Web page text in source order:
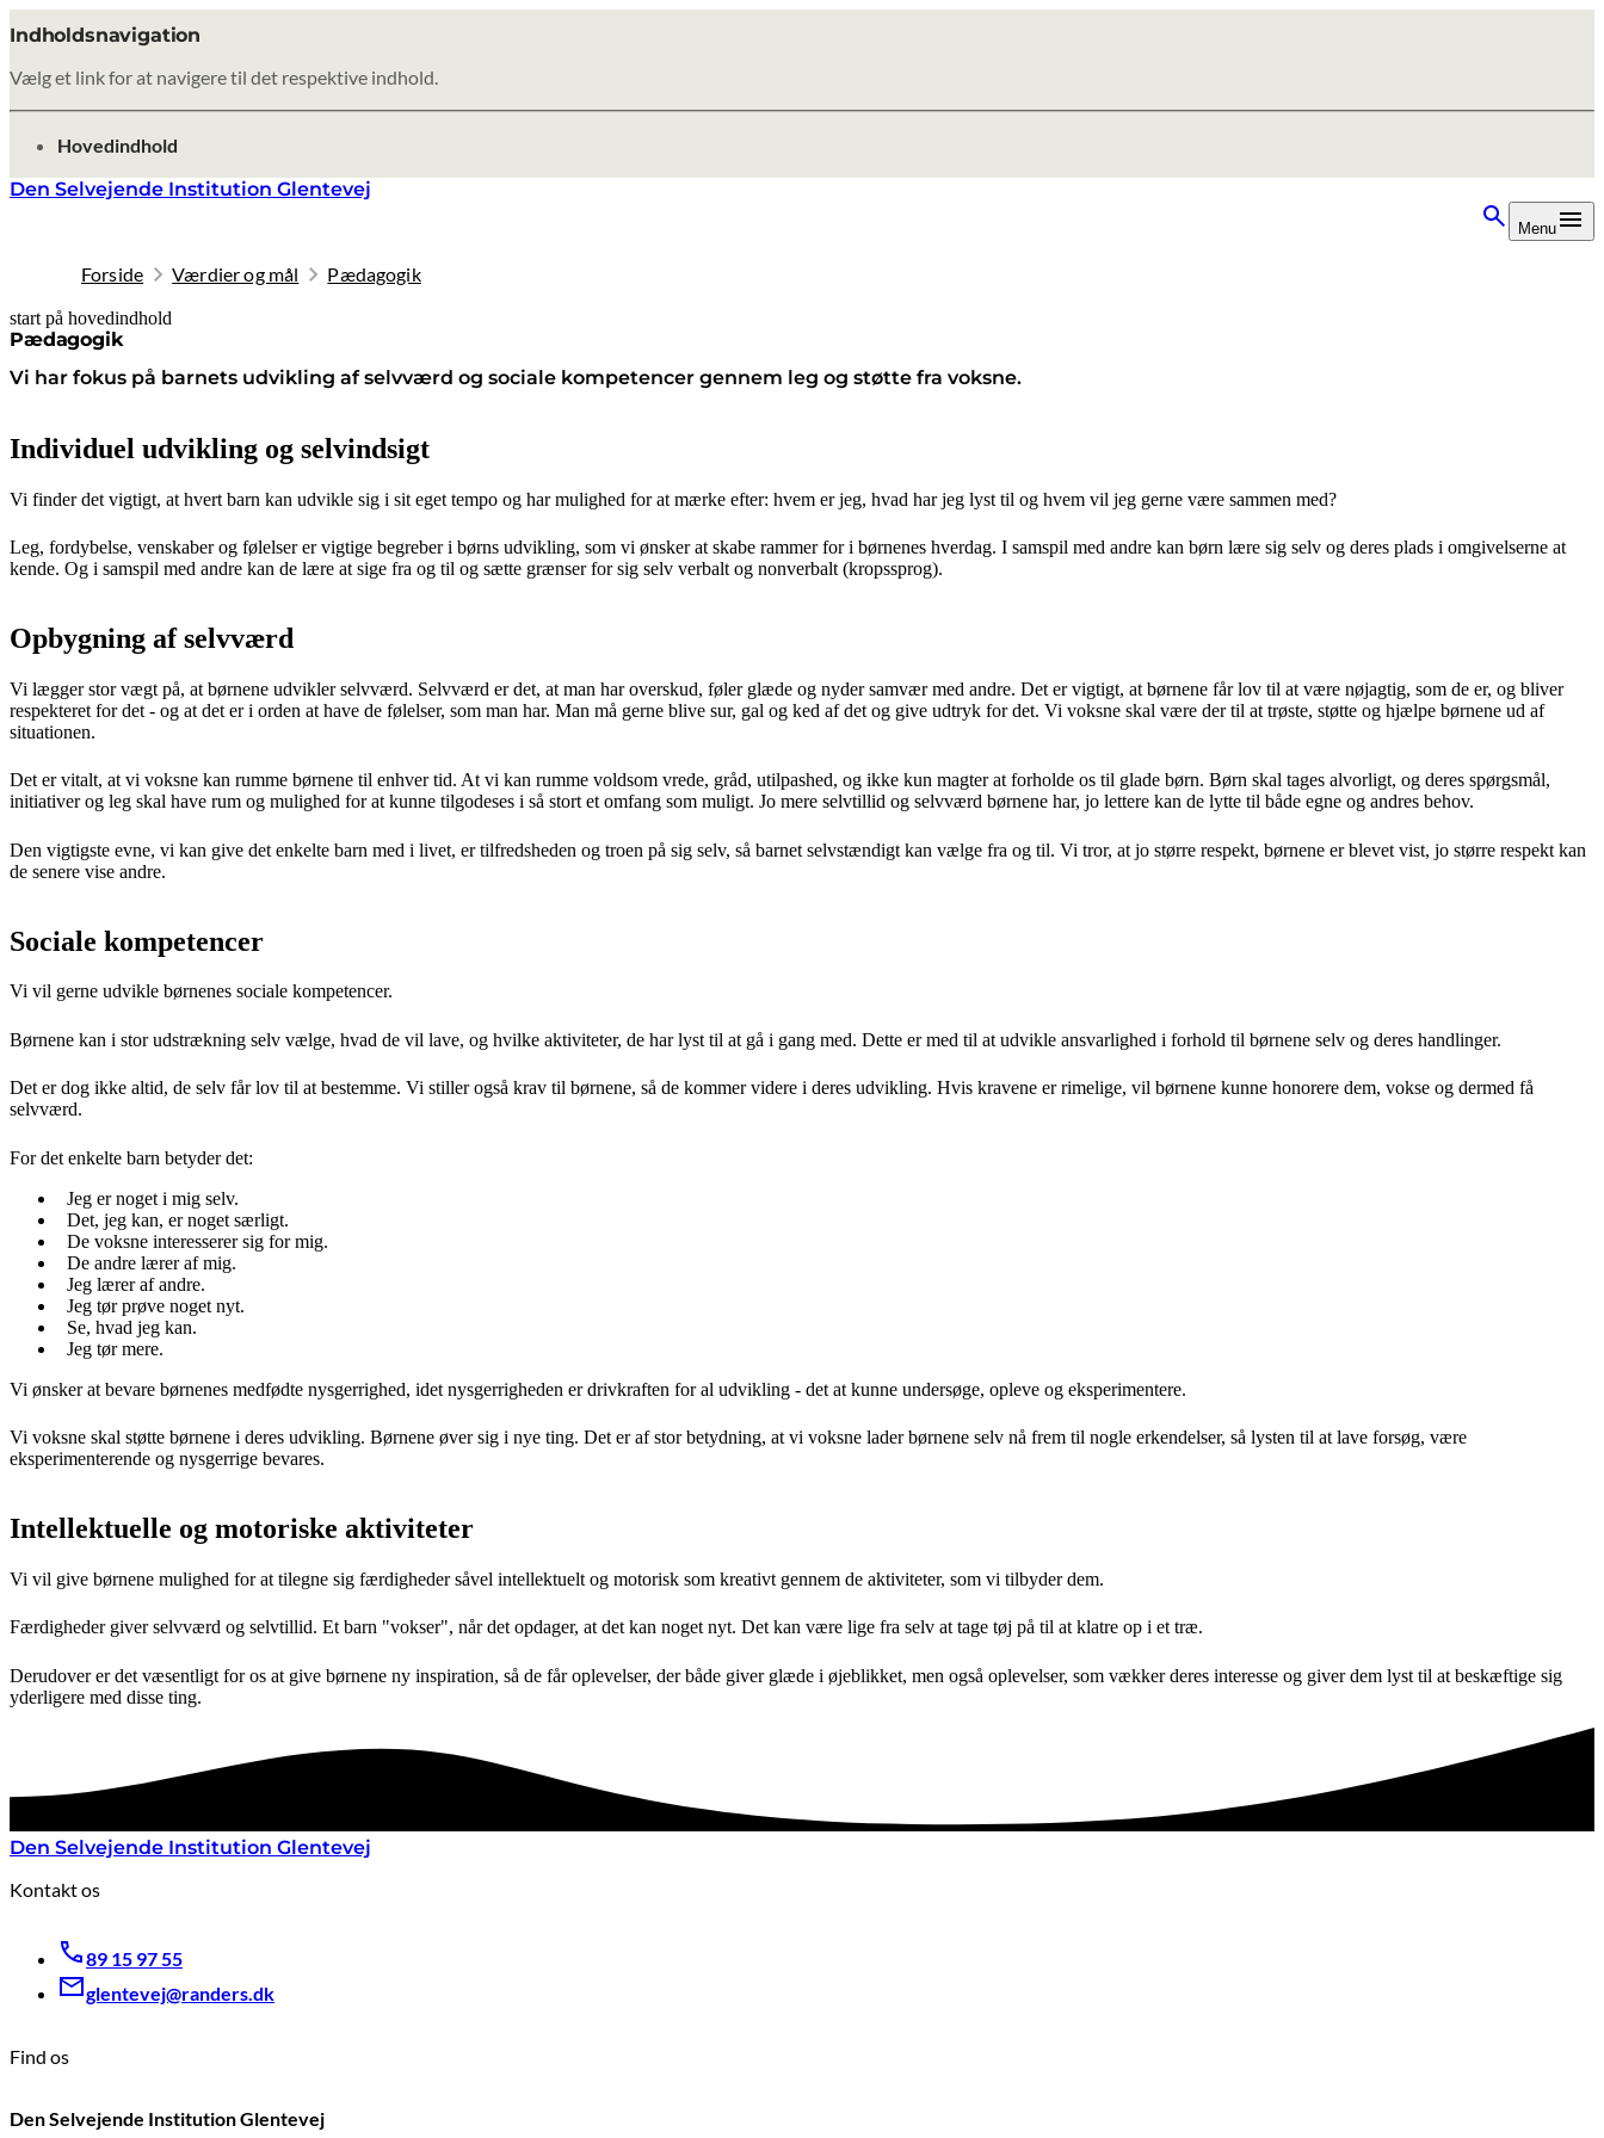
Indholdsnavigation
Vælg et link for at navigere til det respektive indhold.
gå til
Hovedindhold
Den Selvejende Institution Glentevej
Menu
Forside Værdier og mål Pædagogik
start på hovedindhold
Pædagogik
Vi har fokus på barnets udvikling af selvværd og sociale kompetencer gennem leg og støtte fra voksne.
senest opdateret 8. februar 2026
Individuel udvikling og selvindsigt
Vi finder det vigtigt, at hvert barn kan udvikle sig i sit eget tempo og har mulighed for at mærke efter: hvem er jeg, hvad har jeg lyst til og hvem vil jeg gerne være sammen med?
Leg, fordybelse, venskaber og følelser er vigtige begreber i børns udvikling, som vi ønsker at skabe rammer for i børnenes hverdag. I samspil med andre kan børn lære sig selv og deres plads i omgivelserne at
kende. Og i samspil med andre kan de lære at sige fra og til og sætte grænser for sig selv verbalt og nonverbalt (kropssprog).
Opbygning af selvværd
Vi lægger stor vægt på, at børnene udvikler selvværd. Selvværd er det, at man har overskud, føler glæde og nyder samvær med andre. Det er vigtigt, at børnene får lov til at være nøjagtig, som de er, og bliver
respekteret for det - og at det er i orden at have de følelser, som man har. Man må gerne blive sur, gal og ked af det og give udtryk for det. Vi voksne skal være der til at trøste, støtte og hjælpe børnene ud af
situationen.
Det er vitalt, at vi voksne kan rumme børnene til enhver tid. At vi kan rumme voldsom vrede, gråd, utilpashed, og ikke kun magter at forholde os til glade børn. Børn skal tages alvorligt, og deres spørgsmål,
initiativer og leg skal have rum og mulighed for at kunne tilgodeses i så stort et omfang som muligt. Jo mere selvtillid og selvværd børnene har, jo lettere kan de lytte til både egne og andres behov.
Den vigtigste evne, vi kan give det enkelte barn med i livet, er tilfredsheden og troen på sig selv, så barnet selvstændigt kan vælge fra og til. Vi tror, at jo større respekt, børnene er blevet vist, jo større respekt kan
de senere vise andre.
Sociale kompetencer
Vi vil gerne udvikle børnenes sociale kompetencer.
Børnene kan i stor udstrækning selv vælge, hvad de vil lave, og hvilke aktiviteter, de har lyst til at gå i gang med. Dette er med til at udvikle ansvarlighed i forhold til børnene selv og deres handlinger.
Det er dog ikke altid, de selv får lov til at bestemme. Vi stiller også krav til børnene, så de kommer videre i deres udvikling. Hvis kravene er rimelige, vil børnene kunne honorere dem, vokse og dermed få
selvværd.
For det enkelte barn betyder det:
Jeg er noget i mig selv.
Det, jeg kan, er noget særligt.
De voksne interesserer sig for mig.
De andre lærer af mig.
Jeg lærer af andre.
Jeg tør prøve noget nyt.
Se, hvad jeg kan.
Jeg tør mere.
Vi ønsker at bevare børnenes medfødte nysgerrighed, idet nysgerrigheden er drivkraften for al udvikling - det at kunne undersøge, opleve og eksperimentere.
Vi voksne skal støtte børnene i deres udvikling. Børnene øver sig i nye ting. Det er af stor betydning, at vi voksne lader børnene selv nå frem til nogle erkendelser, så lysten til at lave forsøg, være
eksperimenterende og nysgerrige bevares.
Intellektuelle og motoriske aktiviteter
Vi vil give børnene mulighed for at tilegne sig færdigheder såvel intellektuelt og motorisk som kreativt gennem de aktiviteter, som vi tilbyder dem.
Færdigheder giver selvværd og selvtillid. Et barn "vokser", når det opdager, at det kan noget nyt. Det kan være lige fra selv at tage tøj på til at klatre op i et træ.
Derudover er det væsentligt for os at give børnene ny inspiration, så de får oplevelser, der både giver glæde i øjeblikket, men også oplevelser, som vækker deres interesse og giver dem lyst til at beskæftige sig
yderligere med disse ting.
Den Selvejende Institution Glentevej
Kontakt os
89 15 97 55
glentevej@randers.dk
Find os
Den Selvejende Institution Glentevej